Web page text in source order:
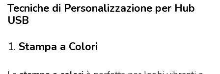
Tecniche di Personalizzazione per Hub
USB
1. Stampa a Colori